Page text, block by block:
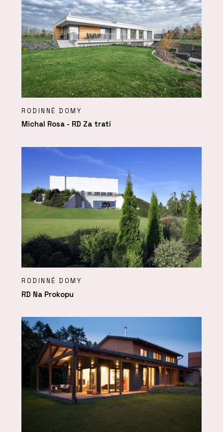
RODINNÉ DOMY
Michal Rosa - RD Za tratí
RODINNÉ DOMY
RD Na Prokopu